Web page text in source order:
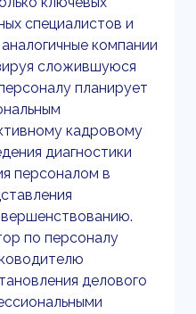
специалистов и
компании
сложившуюся
планирует
кадровому
диагностики
персоналом в
по персоналу
делового